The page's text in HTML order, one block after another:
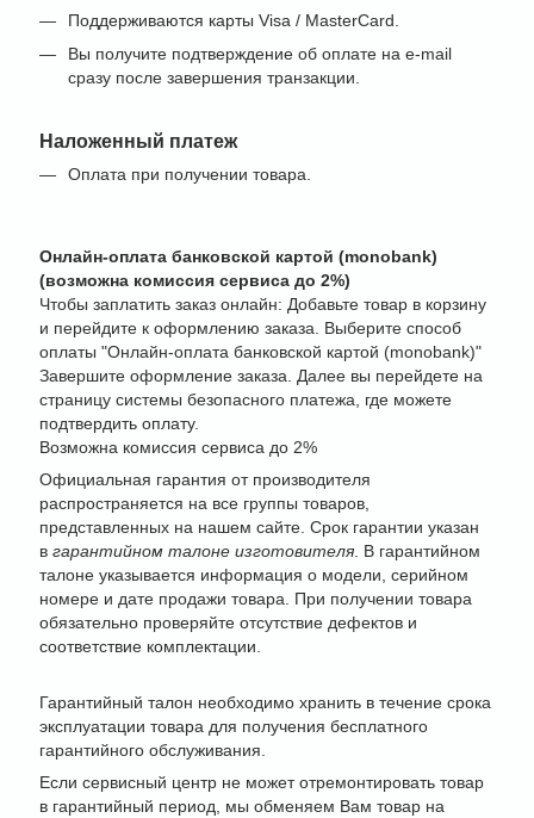
Поддерживаются карты Visa / MasterCard.
Вы получите подтверждение об оплате на e-mail
сразу после завершения транзакции.
Наложенный платеж
Оплата при получении товара.
Онлайн-оплата банковской картой (monobank)
(возможна комиссия сервиса до 2%)
Чтобы заплатить заказ онлайн: Добавьте товар в корзину
и перейдите к оформлению заказа. Выберите способ
оплаты "Онлайн-оплата банковской картой (monobank)"
Завершите оформление заказа. Далее вы перейдете на
страницу системы безопасного платежа, где можете
подтвердить оплату.
Возможна комиссия сервиса до 2%
Официальная гарантия от производителя
распространяется на все группы товаров,
представленных на нашем сайте. Срок гарантии указан
в гарантийном талоне изготовителя . В гарантийном
талоне указывается информация о модели, серийном
номере и дате продажи товара. При получении товара
обязательно проверяйте отсутствие дефектов и
соответствие комплектации.
Гарантийный талон необходимо хранить в течение срока
эксплуатации товара для получения бесплатного
гарантийного обслуживания.
Если сервисный центр не может отремонтировать товар
в гарантийный период, мы обменяем Вам товар на